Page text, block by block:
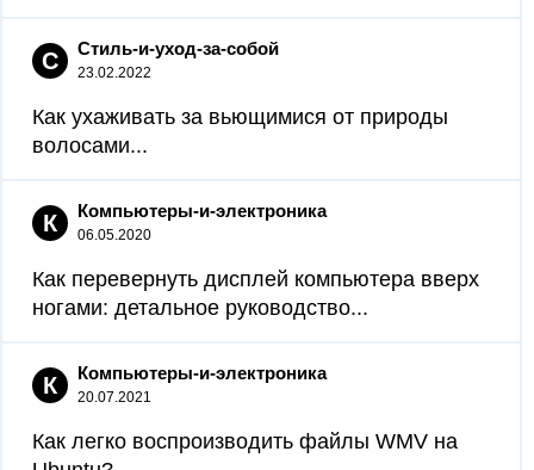
С Стиль-и-уход-за-собой
23.02.2022
Как ухаживать за вьющимися от природы
волосами...
К Компьютеры-и-электроника
06.05.2020
Как перевернуть дисплей компьютера вверх
ногами: детальное руководство...
К Компьютеры-и-электроника
20.07.2021
Как легко воспроизводить файлы WMV на